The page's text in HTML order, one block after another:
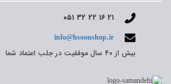
۰۵۱ ۳۲ ۲۲ ۱۶ ۲۱
info@hsoonshop.ir
بیش از ۴۰ سال موفقیت در جلب اعتماد شما